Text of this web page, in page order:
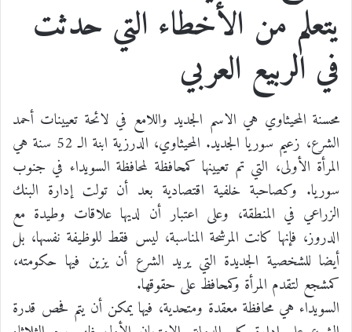
يتعلم من الأخطاء التي حدثت
في الربيع العربي
محسنة المحيثاوي هي الاسم الجديد واللامع في لائحة تعيينات أحمد
الشرع، زعيم سوريا الجديد. المحيثاوي، الدرزية ابنة الـ 52 سنة هي
المرأة الأولى، التي تم تعيينها كمحافظة لمحافظة السويداء في جنوب
سوريا. وكصاحبة خلفية اقتصادية بعد أن تولت إدارة البنك
الزراعي في المنطقة، وعلى اعتبار أن لديها علاقات وطيدة مع
الدروز، فإنها كانت المرشحة المناسبة، ليس فقط للوظيفة نفسها، بل
أيضا للشخصية الجديدة التي يريد الشرع أن يزين فيها حكومته،
كمشجع لتقدم المرأة وكمحافظ على حقوقها.
السويداء هي محافظة معقدة ومتحدية، فيها يمكن أن يتم فحص قدرة